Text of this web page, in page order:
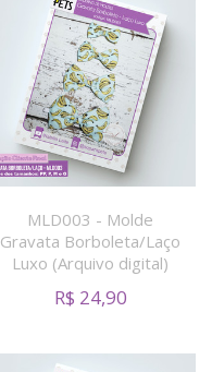
MLD003 - Molde
Gravata Borboleta/Laço
Luxo (Arquivo digital)
R$ 24,90